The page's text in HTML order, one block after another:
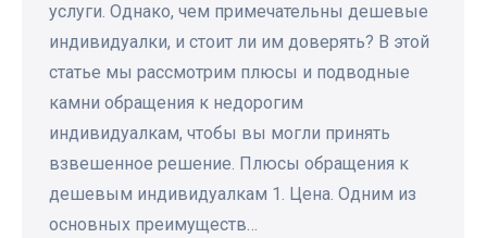
услуги. Однако, чем примечательны дешевые
индивидуалки, и стоит ли им доверять? В этой
статье мы рассмотрим плюсы и подводные
камни обращения к недорогим
индивидуалкам, чтобы вы могли принять
взвешенное решение. Плюсы обращения к
дешевым индивидуалкам 1. Цена. Одним из
основных преимуществ…